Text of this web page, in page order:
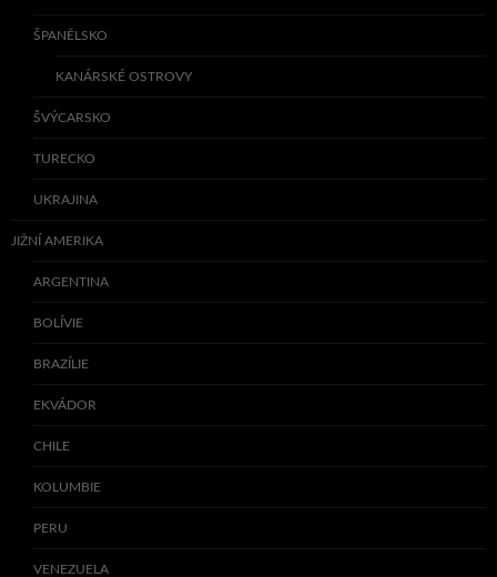
ŠPANĚLSKO
KANÁRSKÉ OSTROVY
ŠVÝCARSKO
TURECKO
UKRAJINA
JIŽNÍ AMERIKA
ARGENTINA
BOLÍVIE
BRAZÍLIE
EKVÁDOR
CHILE
KOLUMBIE
PERU
VENEZUELA